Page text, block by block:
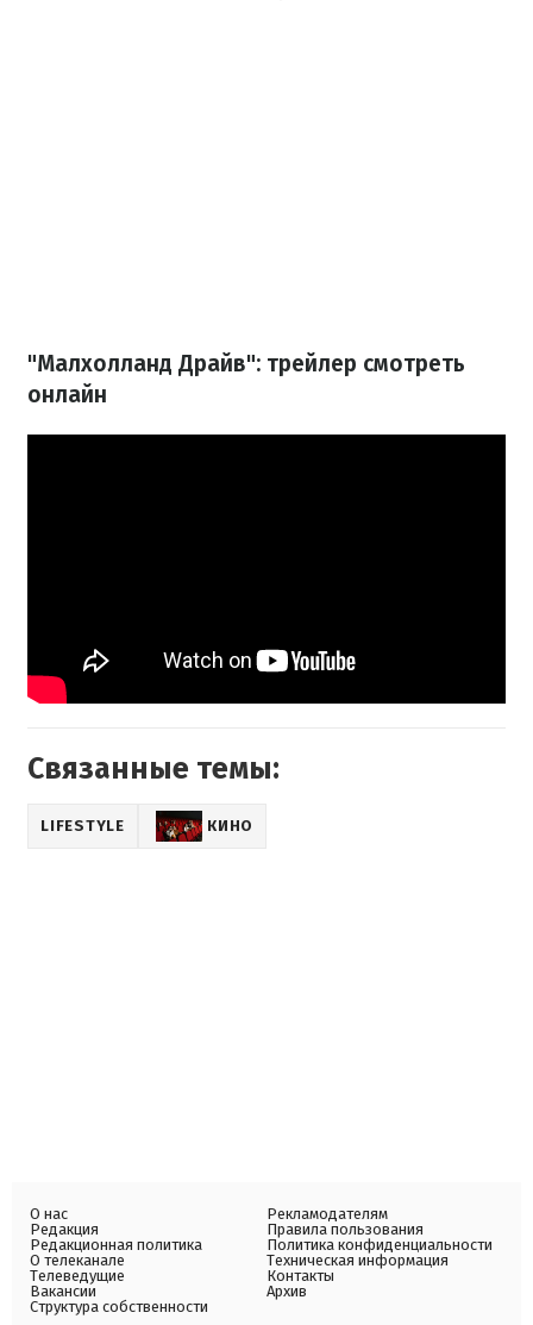
"Малхолланд Драйв": трейлер смотреть
онлайн
Связанные темы:
LIFESTYLE КИНО
О нас
Редакция
Редакционная политика
О телеканале
Телеведущие
Вакансии
Структура собственности
Рекламодателям
Правила пользования
Политика конфиденциальности
Техническая информация
Контакты
Архив